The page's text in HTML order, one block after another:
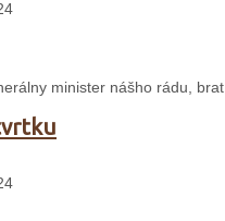
minister nášho rádu,